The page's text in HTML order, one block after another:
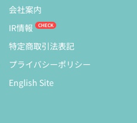
会社案内
IR情報
特定商取引法表記
プライバシーポリシー
English Site